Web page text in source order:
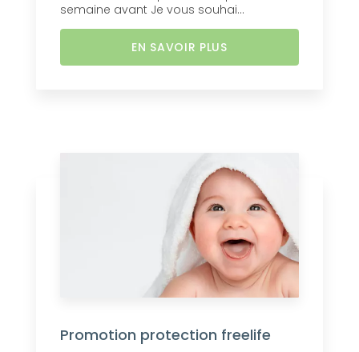
semaine avant Je vous souhai...
EN SAVOIR PLUS
Promotion protection freelife